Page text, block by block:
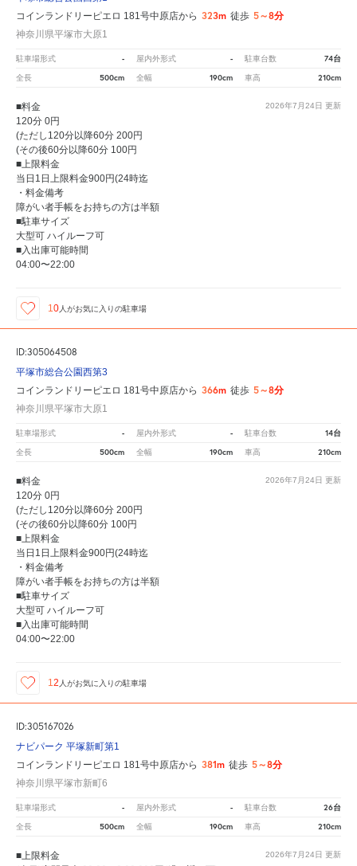
コインランドリーピエロ 181号中原店から 323m 徒歩 5～8分
神奈川県平塚市大原1
駐車場形式 - 屋内外形式 - 駐車台数 74台
全長 500cm 全幅 190cm 車高 210cm
2026年7月24日 更新
■料金
120分 0円
(ただし120分以降60分 200円
(その後60分以降60分 100円
■上限料金
当日1日上限料金900円(24時迄
・料金備考
障がい者手帳をお持ちの方は半額
■駐車サイズ
大型可 ハイルーフ可
■入出庫可能時間
04:00〜22:00
10人がお気に入りの駐車場
ID:305064508
平塚市総合公園西第3
コインランドリーピエロ 181号中原店から 366m 徒歩 5～8分
神奈川県平塚市大原1
駐車場形式 - 屋内外形式 - 駐車台数 14台
全長 500cm 全幅 190cm 車高 210cm
2026年7月24日 更新
■料金
120分 0円
(ただし120分以降60分 200円
(その後60分以降60分 100円
■上限料金
当日1日上限料金900円(24時迄
・料金備考
障がい者手帳をお持ちの方は半額
■駐車サイズ
大型可 ハイルーフ可
■入出庫可能時間
04:00〜22:00
12 人がお気に入りの駐車場
ID:305167026
ナビパーク 平塚新町第1
コインランドリーピエロ 181号中原店から 381m 徒歩 5～8分
神奈川県平塚市新町6
駐車場形式 - 屋内外形式 - 駐車台数 26台
全長 500cm 全幅 190cm 車高 210cm
2026年7月24日 更新
■上限料金